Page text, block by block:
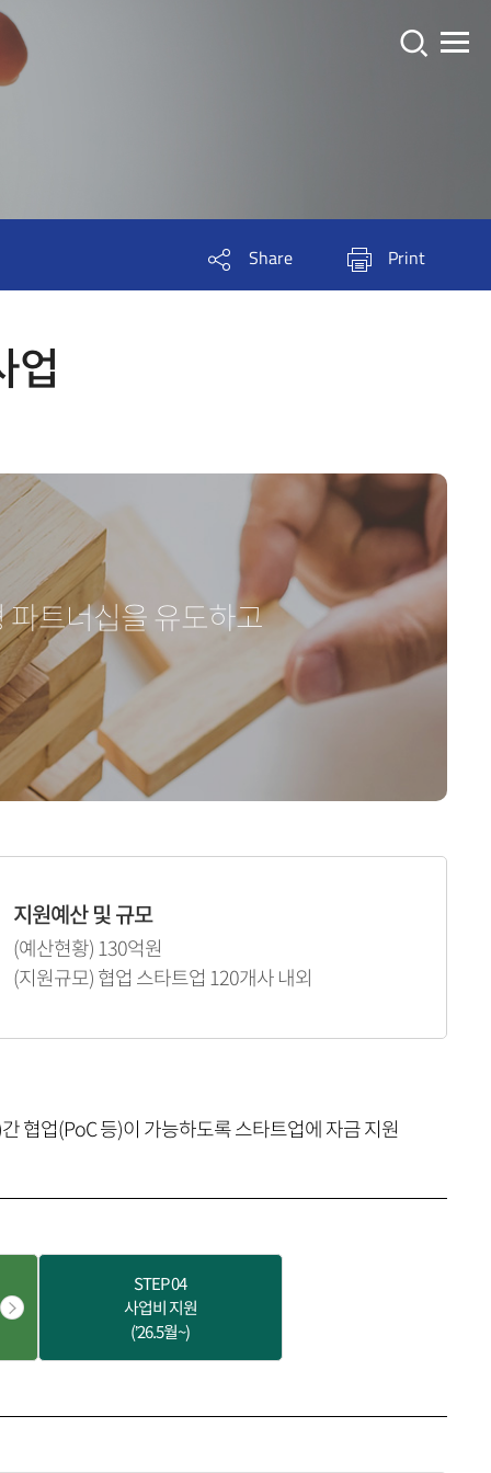
S
Share Print
업
트너십을 유도하고
지원예산 및 규모
(예산현황) 130억원
(지원규모) 협업 스타트업 120개사 내외
협업(PoC 등)이 가능하도록 스타트업에 자금 지원
STEP04
사업비 지원
(’26.5월~)